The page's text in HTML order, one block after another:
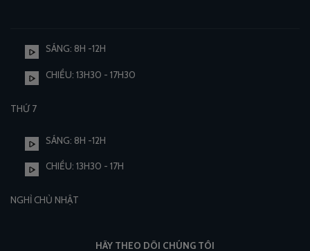
SÁNG: 8H -12H
CHIỀU: 13H30 - 17H30
THỨ 7
SÁNG: 8H -12H
CHIỀU: 13H30 - 17H
NGHỈ CHỦ NHẬT
HÃY THEO DÕI CHÚNG TÔI